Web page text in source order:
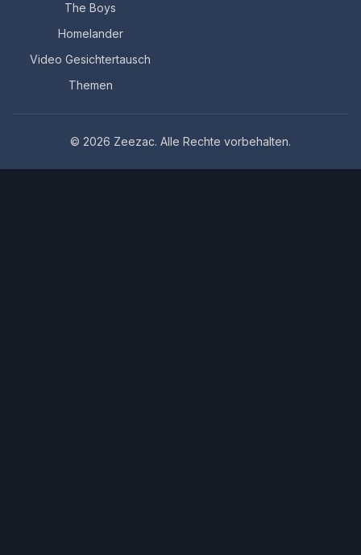
The Boys
Homelander
Video Gesichtertausch
Themen
© 2026 Zeezac. Alle Rechte vorbehalten.